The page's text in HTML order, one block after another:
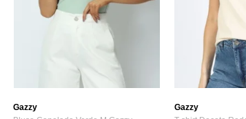
Gazzy
Gazzy